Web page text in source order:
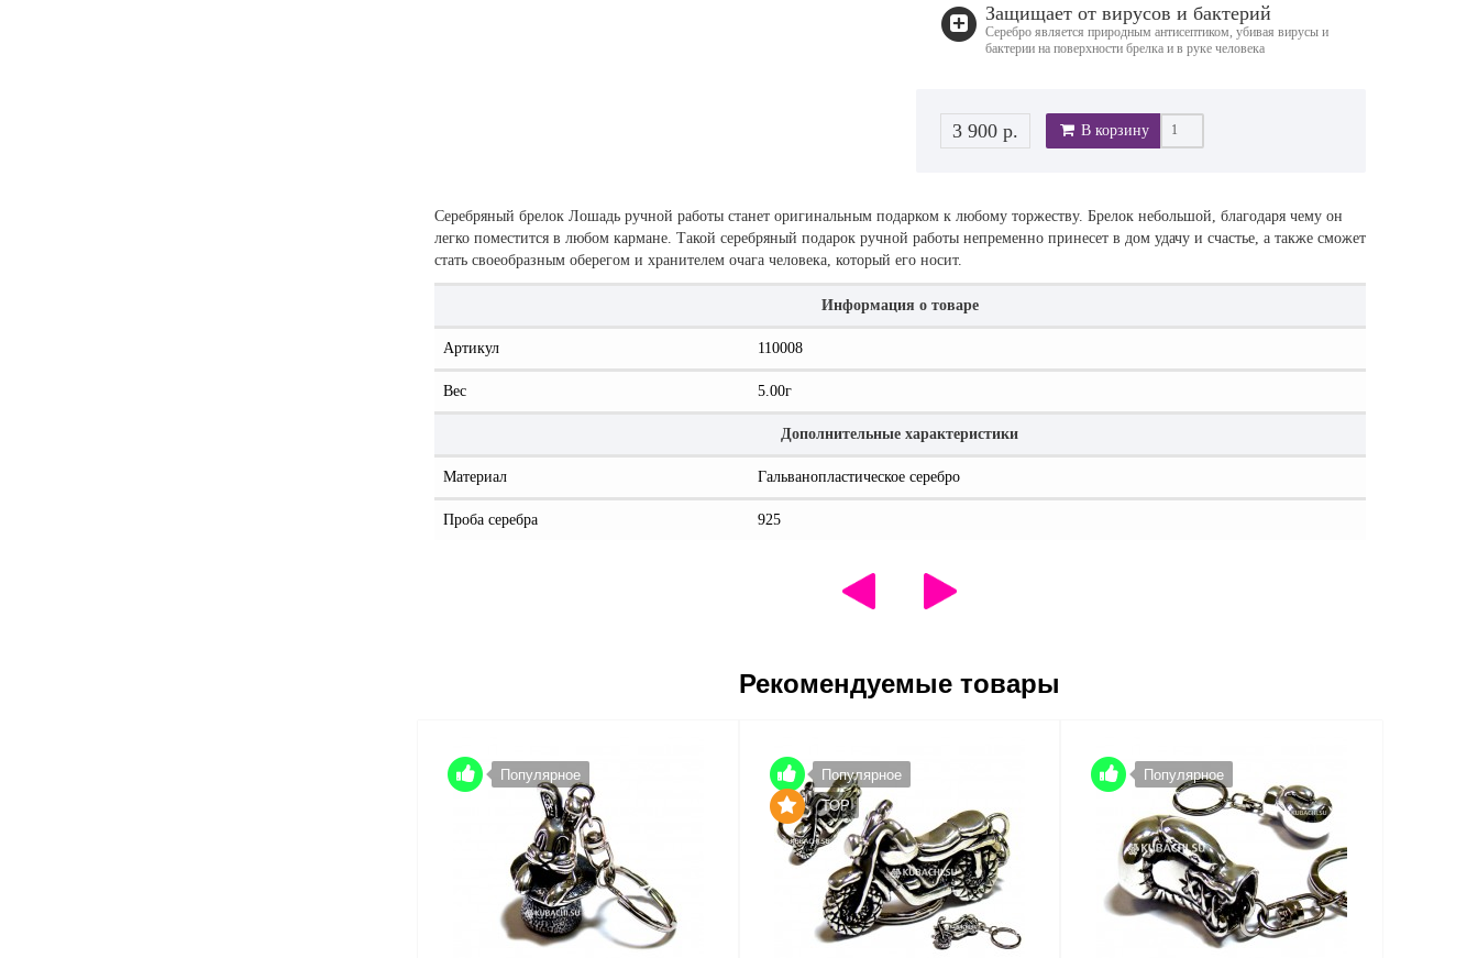
Защищает от вирусов и бактерий
Серебро является природным антисептиком, убивая вирусы и
бактерии на поверхности брелка и в руке человека
3 900 р. В корзину
Серебряный брелок Лошадь ручной работы станет оригинальным подарком к любому торжеству. Брелок небольшой, благодаря чему он
легко поместится в любом кармане. Такой серебряный подарок ручной работы непременно принесет в дом удачу и счастье, а также сможет
стать своеобразным оберегом и хранителем очага человека, который его носит.
Информация о товаре
Артикул 110008
Вес 5.00г
Дополнительные характеристики
Материал Гальванопластическое серебро
Проба серебра 925
Рекомендуемые товары
Популярное
Популярное
TOP
Популярное